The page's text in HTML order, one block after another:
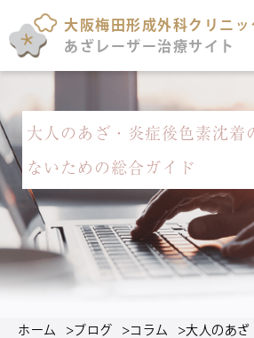
大阪梅田形成外科クリニッ
あざレーザー治療サイト
大人のあざ・炎症後色素沈着
ないための総合ガイド
ホーム >ブログ >コラム >大人のあざ